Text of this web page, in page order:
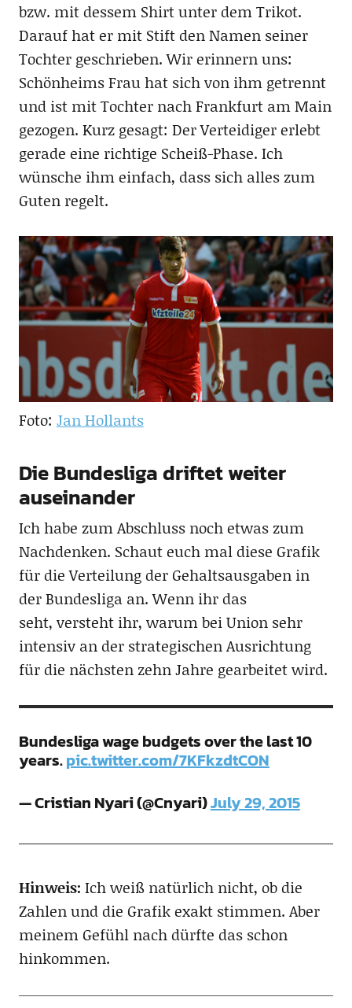
bzw. mit dessem Shirt unter dem Trikot.
Darauf hat er mit Stift den Namen seiner
Tochter geschrieben. Wir erinnern uns:
Schönheims Frau hat sich von ihm getrennt
und ist mit Tochter nach Frankfurt am Main
gezogen. Kurz gesagt: Der Verteidiger erlebt
gerade eine richtige Scheiß-Phase. Ich
wünsche ihm einfach, dass sich alles zum
Guten regelt.
Foto: Jan Hollants
Die Bundesliga driftet weiter
auseinander
Ich habe zum Abschluss noch etwas zum
Nachdenken. Schaut euch mal diese Grafik
für die Verteilung der Gehaltsausgaben in
der Bundesliga an. Wenn ihr das
seht, versteht ihr, warum bei Union sehr
intensiv an der strategischen Ausrichtung
für die nächsten zehn Jahre gearbeitet wird.
Bundesliga wage budgets over the last 10
years.pic.twitter.com/7KFkzdtCON
— Cristian Nyari (@Cnyari)July 29, 2015
Hinweis: Ich weiß natürlich nicht, ob die
Zahlen und die Grafik exakt stimmen. Aber
meinem Gefühl nach dürfte das schon
hinkommen.